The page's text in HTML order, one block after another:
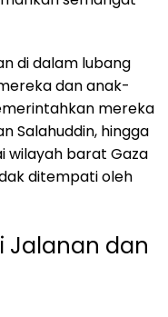
di dalam lubang
dan anak-
mereka
Salahuddin, hingga
wilayah barat Gaza
ditempati oleh
Jalanan dan